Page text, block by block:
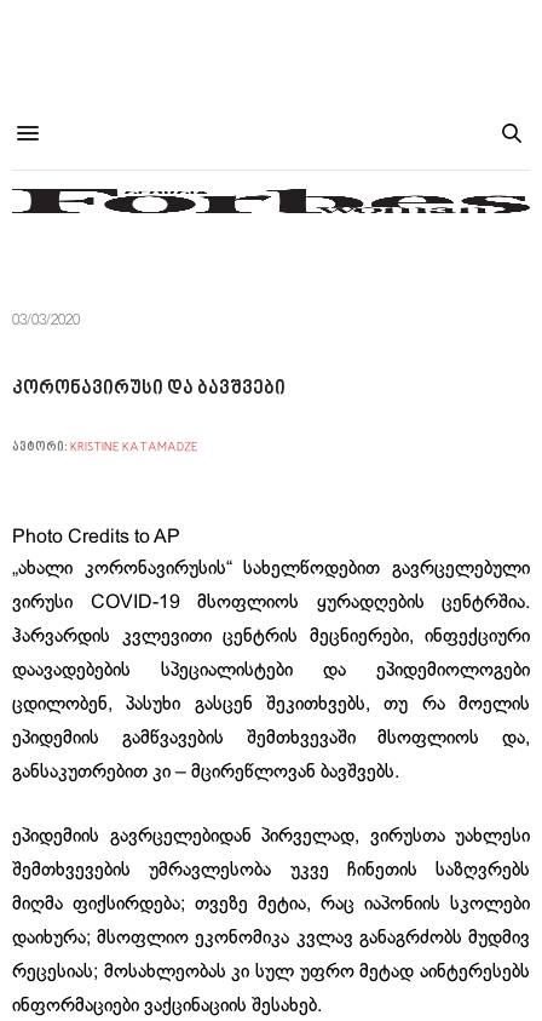
03/03/2020
კორონავირუსი და ბავშვები
ავტორი: KRISTINE KATAMADZE
Photo Credits to AP
„ახალი კორონავირუსის“ სახელწოდებით გავრცელებული
ვირუსი COVID-19 მსოფლიოს ყურადღების ცენტრშია.
ჰარვარდის კვლევითი ცენტრის მეცნიერები, ინფექციური
დაავადებების სპეციალისტები და ეპიდემიოლოგები
ცდილობენ, პასუხი გასცენ შეკითხვებს, თუ რა მოელის
ეპიდემიის გამწვავების შემთხვევაში მსოფლიოს და,
განსაკუთრებით კი – მცირეწლოვან ბავშვებს.
ეპიდემიის გავრცელებიდან პირველად, ვირუსთა უახლესი
შემთხვევების უმრავლესობა უკვე ჩინეთის საზღვრებს
მიღმა ფიქსირდება; თვეზე მეტია, რაც იაპონიის სკოლები
დაიხურა; მსოფლიო ეკონომიკა კვლავ განაგრძობს მუდმივ
რეცესიას; მოსახლეობას კი სულ უფრო მეტად აინტერესებს
ინფორმაციები ვაქცინაციის შესახებ.